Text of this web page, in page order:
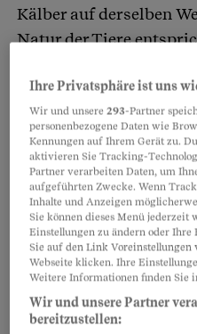
Kälber auf derselben
Natur der Tiere
der Herde
ihre Kälber schützen,
Herde verteidigen
Hundehalter müssen
unten «Kühe verletzen
Partnerinhalte
Ihre Privatsphäre ist uns
Wir und unsere293-Partner
personenbezogene Daten wie
Kennungen auf Ihrem Gerät zu.
aktivieren Sie Tracking-
Partner verarbeiten Daten, um
aufgeführten Zwecke. Wenn
Inhalte und Anzeigen
Sie können dieses Menü
Einstellungen zu ändern oder
Sie auf den Link Voreinstellungen
Webseite klicken. Ihre
Weitere Informationen finden Sie
Wir und unsere Partner
bereitzustellen: